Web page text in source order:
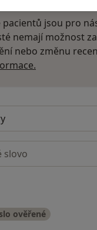
pacientů jsou pro
nemají možnost
nebo změnu
ověřené